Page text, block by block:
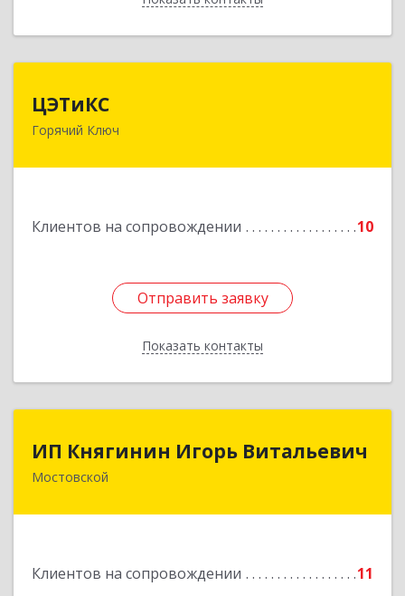
ЦЭТиКС
Горячий Ключ
Клиентов на сопровождении 10
Отправить заявку
Показать контакты
353290, Краснодарский край, Горячий Ключ г,
Отправить заявку
Назад
ИП Княгинин Игорь Витальевич
Мостовской
Клиентов на сопровождении 11
352570, Краснодарский край, Мостовский р-н,